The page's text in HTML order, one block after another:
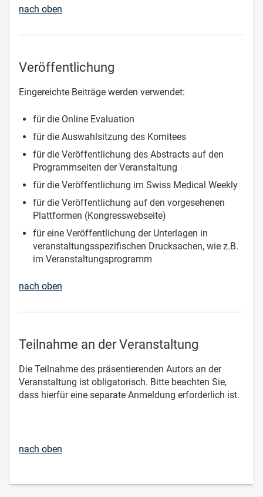
nach oben
Veröffentlichung
Eingereichte Beiträge werden verwendet:
für die Online Evaluation
für die Auswahlsitzung des Komitees
für die Veröffentlichung des Abstracts auf den
Programmseiten der Veranstaltung
für die Veröffentlichung im Swiss Medical Weekly
für die Veröffentlichung auf den vorgesehenen
Plattformen (Kongresswebseite)
für eine Veröffentlichung der Unterlagen in
veranstaltungsspezifischen Drucksachen, wie z.B.
im Veranstaltungsprogramm
nach oben
Teilnahme an der Veranstaltung
Die Teilnahme des präsentierenden Autors an der
Veranstaltung ist obligatorisch. Bitte beachten Sie,
dass hierfür eine separate Anmeldung erforderlich ist.
nach oben